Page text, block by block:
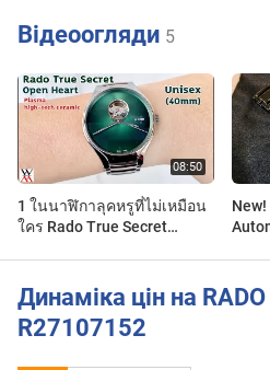
Відеоогляди 5
1 ในนาฬิกาลุคหรูที่ไม่เหมือน
ใคร Rado True Secret
Динаміка цін на
R27107152